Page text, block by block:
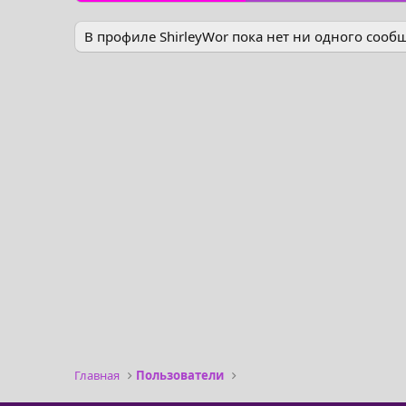
В профиле ShirleyWor пока нет ни одного
Главная Пользователи